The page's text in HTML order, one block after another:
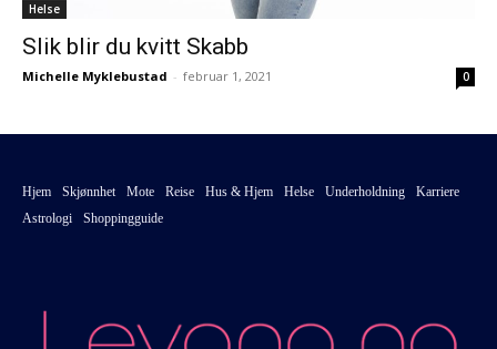
Helse
Slik blir du kvitt Skabb
Michelle Myklebustad - februar 1, 2021 0
Hjem Skjønnhet Mote Reise Hus & Hjem Helse Underholdning
Karriere
Astrologi
Shoppingguide